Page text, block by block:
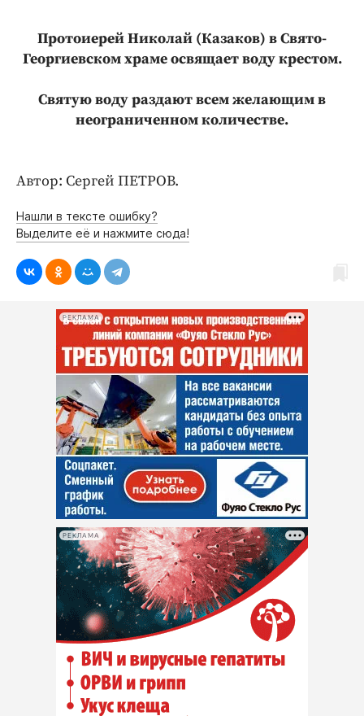
Бренд года
Работодатель года
Протоиерей Николай (Казаков) в Свято-
Георгиевском храме освящает воду крестом.
Святую воду раздают всем желающим в
неограниченном количестве.
Автор: Сергей ПЕТРОВ.
Нашли в тексте ошибку?
Выделите её и нажмите сюда!
РЕКЛАМА
РЕКЛАМА